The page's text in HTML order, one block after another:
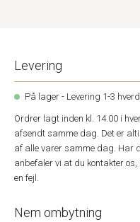
Levering
På lager - Levering 1-3
Ordrer lagt inden kl. 14.00 i
afsendt samme dag. Det er
af alle varer samme dag. Har
anbefaler vi at du kontakter
en fejl.
Nem ombytning